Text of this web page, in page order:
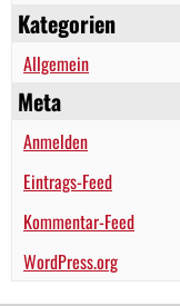
Kategorien
Allgemein
Meta
Anmelden
Eintrags-Feed
Kommentar-Feed
WordPress.org